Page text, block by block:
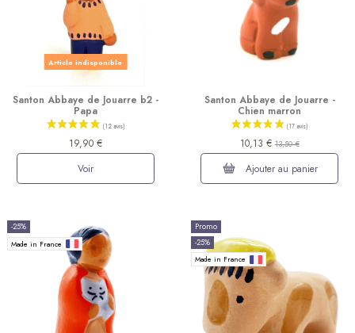
(31 avis)
Article indisponible
Santon Abbaye de Jouarre b2 -
Papa
19,90 €
Voir
Santon Abbaye de Jouarre -
Chien marron
10,13 €13,50 €
Ajouter au panier
-25%
Made in France
Promo
-25%
Made in France